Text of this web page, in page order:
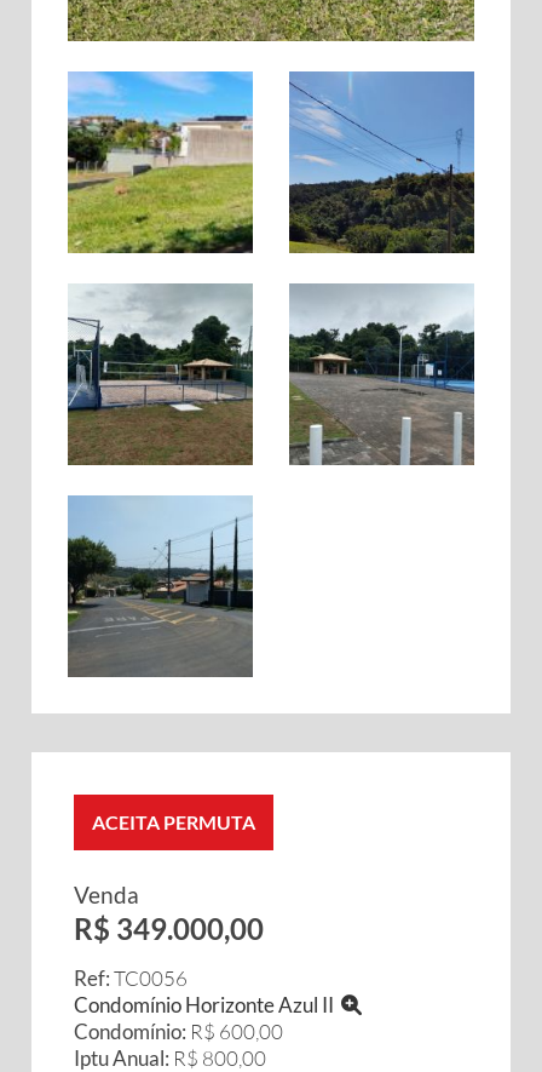
ACEITA PERMUTA
Venda
R$ 349.000,00
Ref:TC0056
Condomínio Horizonte Azul II
Condomínio: R$ 600,00
Iptu Anual: R$ 800,00